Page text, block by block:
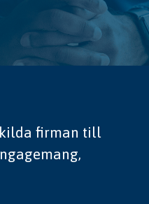
firman till